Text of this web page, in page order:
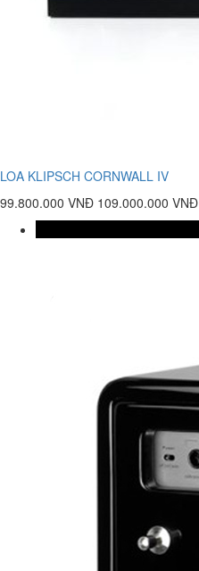
LOA KLIPSCH CORNWALL IV
99.800.000 VNĐ 109.000.000 VNĐ